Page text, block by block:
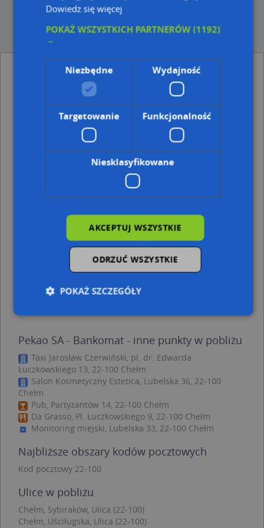
Pekao SA - Bankomat - inne Finanse,
Ubezpieczenia w pobliżu
Kantor Wymiany Walut, ul. Lwowska 11D, 22-100
Gothaer Towarzystwo Ubezpieczeń, Lwowska 13A, 22-
KredytOK, Lwowska 13A 13A, 22-100 Chełm
Stefczyka, Lwowska 15, 22-100 Chełm
Chełm, Lwowska 13, Ulica (22-100) (→ 6 m)
Chełm, Lwowska 11A, Ulica (22-100) (→ 26 m)
Chełm, Lwowska 11B, Ulica (22-100) (→ 27 m)
Chełm, Lwowska 11, Ulica (22-100) (→ 28 m)
Chełm, Lwowska 13i, Ulica (22-100) (→ 33 m)
Chełm, Lwowska 9, Ulica (22-100) (→ 34 m)
Chełm, Pocztowa 2C, Ulica (22-100)
Pekao SA - Bankomat - inne punkty w pobliżu
Taxi Jarosław Czerwiński, pl. dr. Edwarda
Łuczkowskiego 13, 22-100 Chełm
Salon Kosmetyczny Estetica, Lubelska 36, 22-100
Chełm
Pub, Partyzantów 14, 22-100 Chełm
Da Grasso, Pl. Łuczkowskiego 9, 22-100 Chełm
Monitoring miejski, Lubelska 33, 22-100 Chełm
Najbliższe obszary kodów pocztowych
Kod pocztowy 22-100
Ulice w pobliżu
Chełm, Sybiraków, Ulica (22-100)
Chełm, Uściługska, Ulica (22-100)
Dowiedz się więcej
POKAŻ WSZYSTKICH PARTNERÓW(1192)
→
Niezbędne Wydajność
Targetowanie Funkcjonalność
Niesklasyfikowane
AKCEPTUJ WSZYSTKIE
ODRZUĆ WSZYSTKIE
POKAŻ SZCZEGÓŁY
Niezbędne Wydajność
Targetowanie
Funkcjonalność
Niesklasyfikowane
Niezbędne pliki cookie umożliwiają korzystanie z
podstawowych funkcji strony internetowej, takich
Bez niezbędnych plików cookie nie można
prawidłowo korzystać ze strony internetowej.
Provider/
Okres
.targeo.pl
CookieScriptConsent